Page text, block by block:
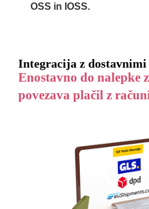
OSS in IOSS.
Integracija z dostavnimi
Enostavno do nalepke
povezava plačil z